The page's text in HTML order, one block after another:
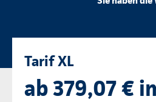
Tarif XL
ab 379,07 €